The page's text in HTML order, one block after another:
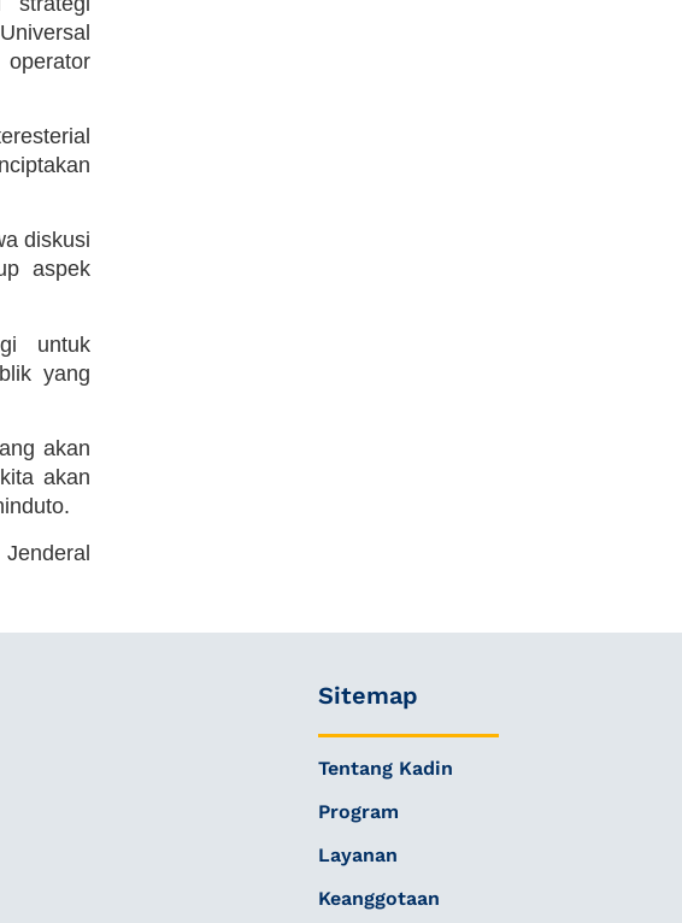
diskusi
aspek
untuk
yang
akan
akan
Sitemap
Tentang Kadin
Program
Layanan
Keanggotaan